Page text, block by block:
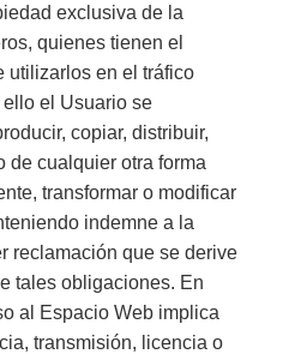
exclusiva de la
quienes tienen el
utilizarlos en el tráfico
el Usuario se
copiar, distribuir,
de cualquier otra forma
transformar o modificar
indemne a la
reclamación que se derive
tales obligaciones. En
al Espacio Web implica
transmisión, licencia o